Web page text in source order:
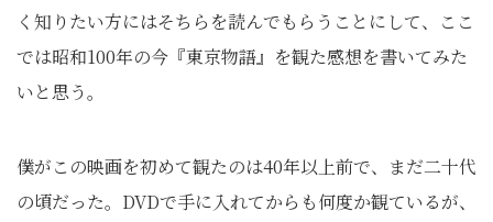
く知りたい方にはそちらを読んでもらうことにして、ここ
では昭和100年の今『東京物語』を観た感想を書いてみた
いと思う。
僕がこの映画を初めて観たのは40年以上前で、まだ二十代
の頃だった。DVDで手に入れてからも何度か観ているが、